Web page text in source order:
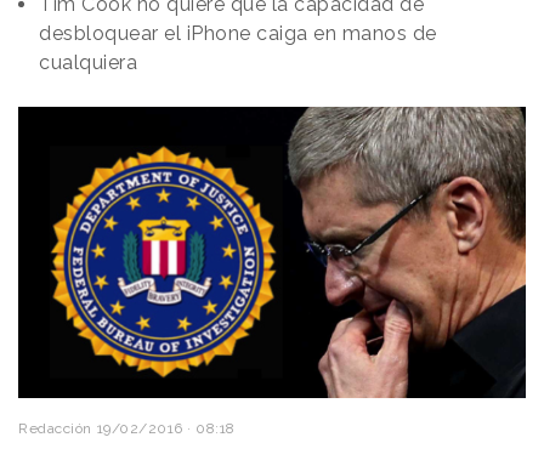
desbloquear el iPhone caiga en manos de
cualquiera
Redacción 19/02/2016 · 08:18